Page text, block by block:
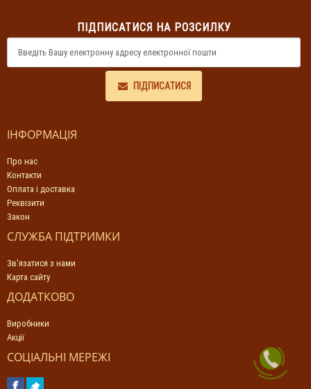
ПІДПИСАТИСЯ НА РОЗСИЛКУ
ПІДПИСАТИСЯ
ІНФОРМАЦІЯ
Про нас
Контакти
Оплата і доставка
Реквізити
Закон
СЛУЖБА ПІДТРИМКИ
Зв'язатися з нами
Карта сайту
ДОДАТКОВО
Виробники
Акції
СОЦІАЛЬНІ МЕРЕЖІ